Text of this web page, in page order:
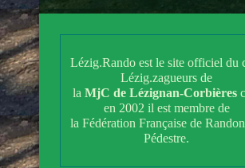
Lézig.Rando est le site officiel du
Lézig.zagueurs de
la MjC de Lézignan-Corbières
en 2002 il est membre de
la Fédération Française de
Pédestre.